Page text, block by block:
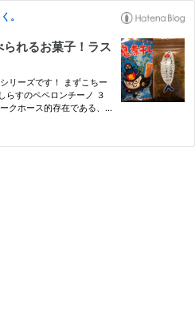
。
れるお菓子！ラス
リーズです！ まずこちー
らすのペペロンチーノ ３
クホース的存在である、
もそこそこ入っているに